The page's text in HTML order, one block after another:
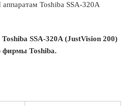
Toshiba SSA-320A
SSA-320A (JustVision 200)
фирмы Toshiba.